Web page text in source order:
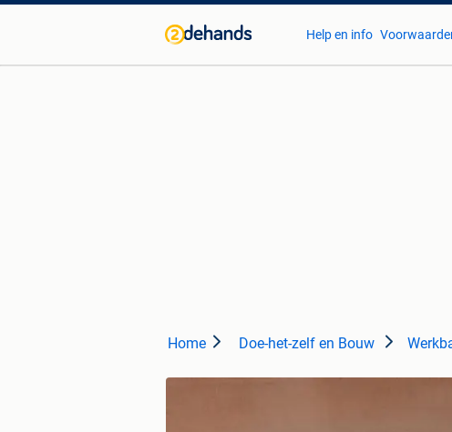
Help en info
Home Doe-het-zelf en Bouw